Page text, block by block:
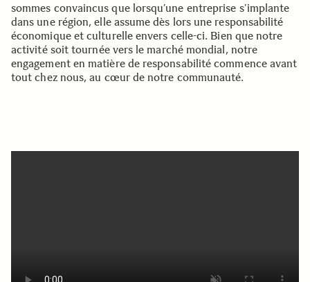
sommes convaincus que lorsqu’une entreprise s’implante
dans une région, elle assume dès lors une responsabilité
économique et culturelle envers celle-ci. Bien que notre
activité soit tournée vers le marché mondial, notre
engagement en matière de responsabilité commence avant
tout chez nous, au cœur de notre communauté.